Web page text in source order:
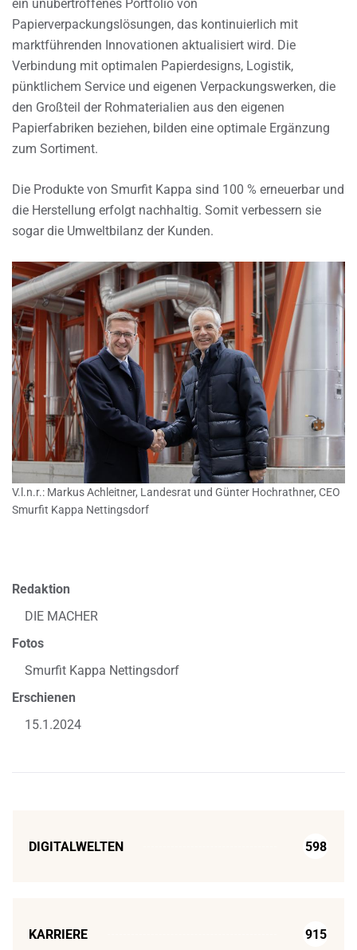
ein unübertroffenes Portfolio von
Papierverpackungslösungen, das kontinuierlich mit
marktführenden Innovationen aktualisiert wird. Die
Verbindung mit optimalen Papierdesigns, Logistik,
pünktlichem Service und eigenen Verpackungswerken, die
den Großteil der Rohmaterialien aus den eigenen
Papierfabriken beziehen, bilden eine optimale Ergänzung
zum Sortiment.
Die Produkte von Smurfit Kappa sind 100 % erneuerbar und
die Herstellung erfolgt nachhaltig. Somit verbessern sie
sogar die Umweltbilanz der Kunden.
V.l.n.r.: Markus Achleitner, Landesrat und Günter Hochrathner, CEO
Smurfit Kappa Nettingsdorf
Redaktion
DIE MACHER
Fotos
Smurfit Kappa Nettingsdorf
Erschienen
15.1.2024
DIGITALWELTEN 598
KARRIERE 915